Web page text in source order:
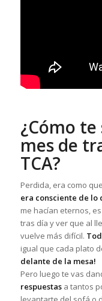
¿Cómo
mes de
TCA?
Perdida, era como
era consciente de lo
me hacían eternos,
tras día y ver que al
vuelve más difícil.
igual que cada plato
delante de la mesa!
Pero luego te vas
respuestasa tantos